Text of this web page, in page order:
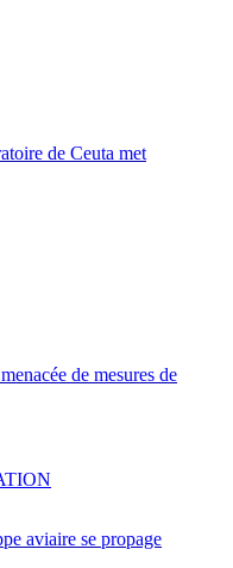
de Ceuta met
de mesures de
aviaire se propage